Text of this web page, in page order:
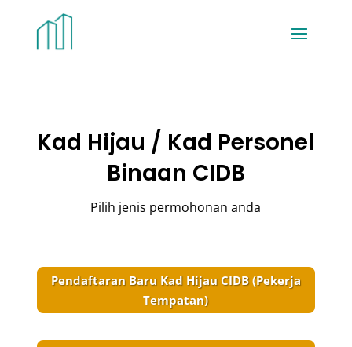
Kad Hijau / Kad Personel
Binaan CIDB
Pilih jenis permohonan anda
Pendaftaran Baru Kad Hijau CIDB (Pekerja
Tempatan)